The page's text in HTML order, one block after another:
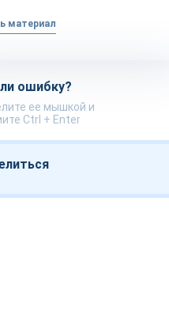
материал
ошибку?
ее мышкой и
Ctrl + Enter